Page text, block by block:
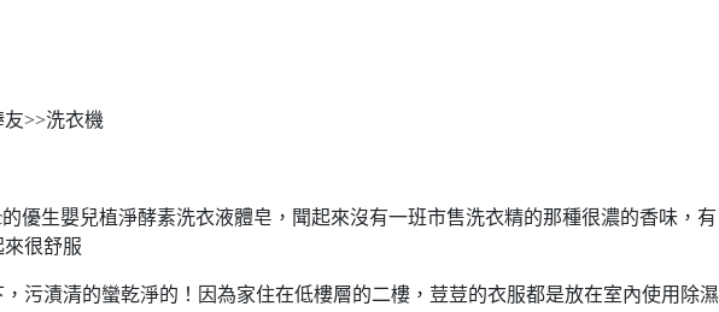
>>洗衣機
優生嬰兒植淨酵素洗衣液體皂，聞起來沒有一班市售洗衣精的那種很濃的香味，有
很舒服
污漬清的蠻乾淨的！因為家住在低樓層的二樓，荳荳的衣服都是放在室內使用除濕